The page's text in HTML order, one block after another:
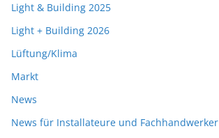
Light & Building 2025
Light + Building 2026
Lüftung/Klima
Markt
News
News für Installateure und Fachhandwerker